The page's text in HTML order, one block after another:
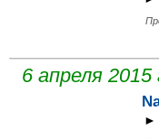
6 апреля 2015
►